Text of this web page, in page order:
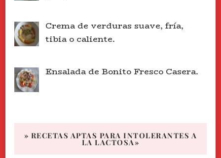
Crema de verduras suave, fría,
tibia o caliente.
Ensalada de Bonito Fresco Casera.
» RECETAS APTAS PARA INTOLERANTES A
LA LACTOSA»